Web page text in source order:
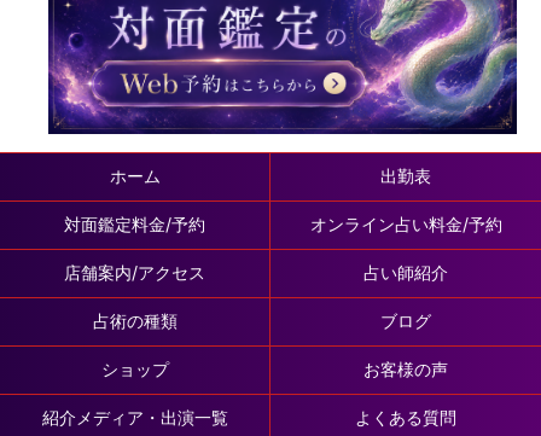
ホーム 出勤表
対面鑑定料金/予約 オンライン占い料金/予約
店舗案内/アクセス 占い師紹介
占術の種類 ブログ
ショップ お客様の声
紹介メディア・出演一覧 よくある質問